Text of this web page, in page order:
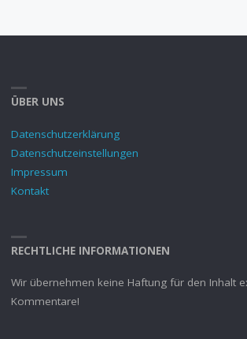
ÜBER UNS
Datenschutzerklärung
Datenschutzeinstellungen
Impressum
Kontakt
RECHTLICHE INFORMATIONEN
Wir übernehmen keine Haftung für den Inhalt
Kommentare!